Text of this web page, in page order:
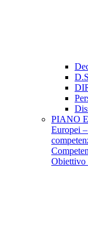
PIANO
Europei
Obiettivo